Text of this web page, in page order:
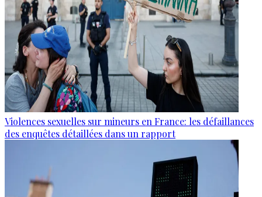
Violences sexuelles sur mineurs en France: les défaillances
des enquêtes détaillées dans un rapport